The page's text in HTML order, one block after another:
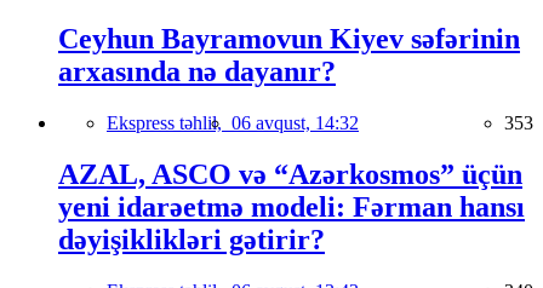
Ceyhun Bayramovun Kiyev səfərinin
arxasında nə dayanır?
Ekspress təhlil, 06 avqust, 14:32 353
AZAL, ASCO və “Azərkosmos” üçün
yeni idarəetmə modeli: Fərman hansı
dəyişiklikləri gətirir?